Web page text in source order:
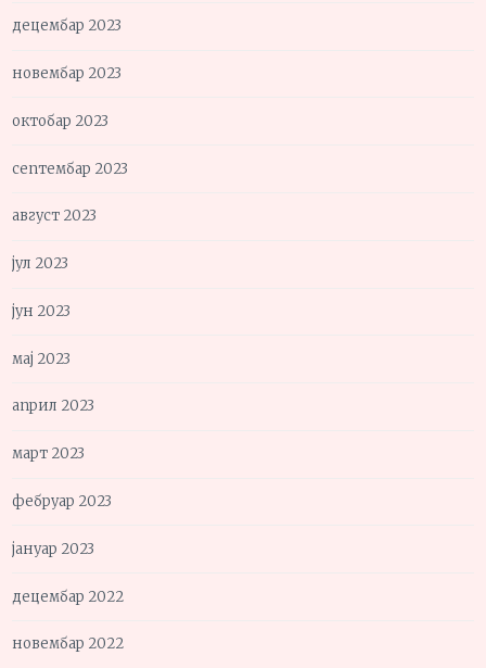
децембар 2023
новембар 2023
октобар 2023
септембар 2023
август 2023
јул 2023
јун 2023
мај 2023
април 2023
март 2023
фебруар 2023
јануар 2023
децембар 2022
новембар 2022